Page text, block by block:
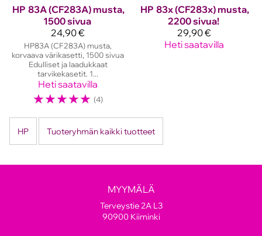
HP 83A (CF283A) musta,
1500 sivua
24,90 €
HP83A (CF283A) musta,
korvaava värikasetti, 1500 sivua
Edulliset ja laadukkaat
tarvikekasetit. 1...
Heti saatavilla
☆☆☆☆☆ (4)
HP 83x (CF283x) musta,
2200 sivua!
29,90 €
Heti saatavilla
HP Tuoteryhmän kaikki tuotteet
MYYMÄLÄ
Terveystie 2A L3
90900 Kiiminki